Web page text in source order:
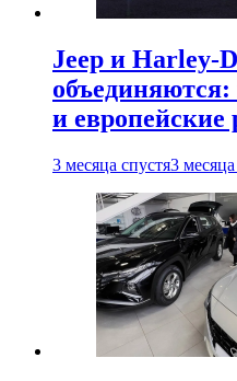
Jeep и Harley-
объединяются:
и европейские
3 месяца спустя3